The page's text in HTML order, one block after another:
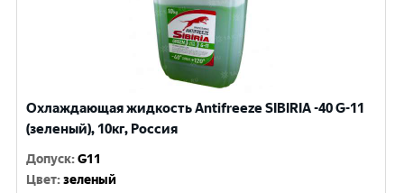
Охлаждающая жидкость Antifreeze SIBIRIA -40 G-11
(зеленый), 10кг, Россия
Допуск:G11
Цвет:зеленый